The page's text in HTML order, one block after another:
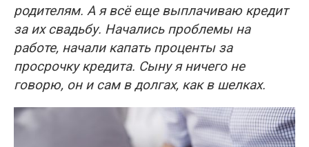
родителям. А я всё еще выплачиваю кредит
за их свадьбу. Начались проблемы на
работе, начали капать проценты за
просрочку кредита. Сыну я ничего не
говорю, он и сам в долгах, как в шелках.